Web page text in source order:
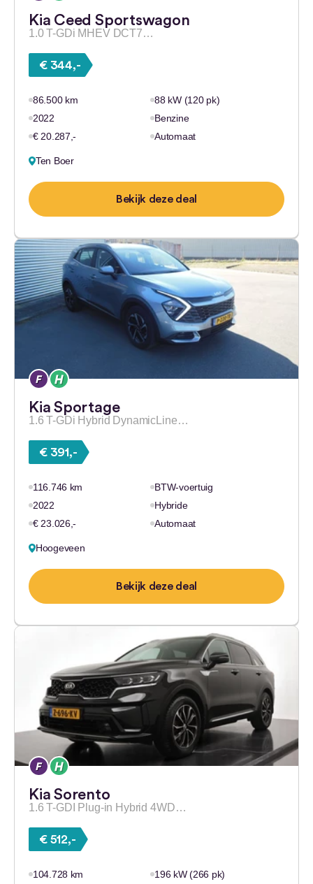
Kia Ceed Sportswagon
1.0 T-GDi MHEV DCT7…
€ 344,-
86.500 km
88 kW (120 pk)
2022
Benzine
€ 20.287,-
Automaat
Ten Boer
Bekijk deze deal
Kia Sportage
1.6 T-GDi Hybrid DynamicLine…
€ 391,-
116.746 km
BTW-voertuig
2022
Hybride
€ 23.026,-
Automaat
Hoogeveen
Bekijk deze deal
Kia Sorento
1.6 T-GDI Plug-in Hybrid 4WD…
€ 512,-
104.728 km
196 kW (266 pk)